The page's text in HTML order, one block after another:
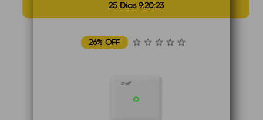
25 Dias 9:20:22
26% OFF